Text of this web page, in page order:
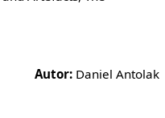
Autor: Daniel Antolak